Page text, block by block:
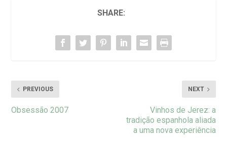
SHARE:
PREVIOUS
Obsessão 2007
NEXT
Vinhos de Jerez: a
tradição espanhola aliada
a uma nova experiência